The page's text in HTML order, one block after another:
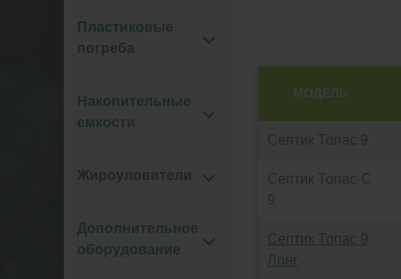
Пластиковые
погреба
Накопительные
емкости
Жироуловители
Дополнительное
оборудование
МОДЕЛЬ
Септик Топас 9
Септик Топас-С
9
Септик Топас 9
Лонг